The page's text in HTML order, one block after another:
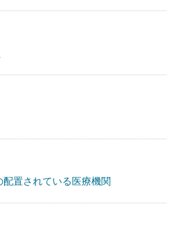
置されている医療機関